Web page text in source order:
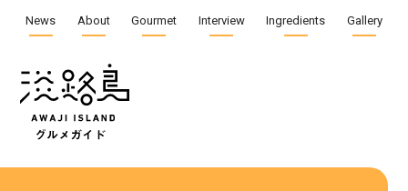
News About Gourmet Interview Ingredients Gallery